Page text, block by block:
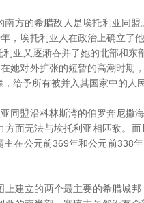
的希腊敌人是埃托利亚同盟
，埃托利亚人在政治上确立了
亚又逐渐吞并了她的北部和
她对外扩张的短暂的高潮时期
给予所有被并入其国家中的人
盟沿科林斯湾的伯罗奔尼撒
方面无法与埃托利亚相匹敌。
主在公元前369年和公元前338
立的两个最主要的希腊城邦